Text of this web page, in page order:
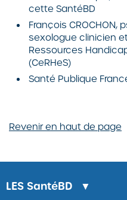
cette SantéBD
François CROCHON,
sexologue clinicien
Ressources
(CeRHeS)
Santé Publique
Revenir en haut de page
LES SantéBD
▼